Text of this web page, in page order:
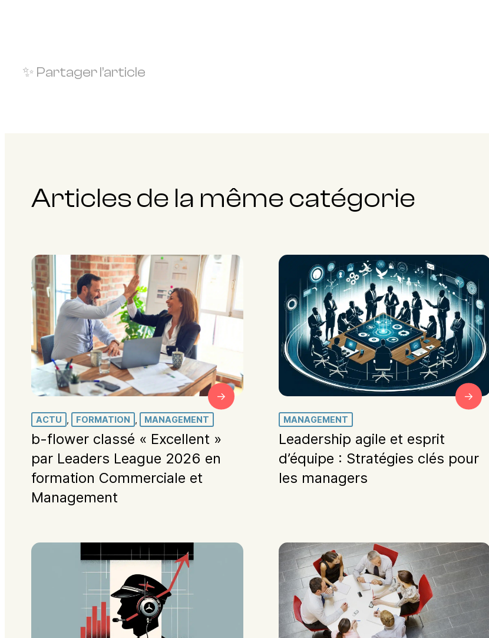
✨ Partager l’article
Articles de la même catégorie
ACTU FORMATION MANAGEMENT
b-flower classé « Excellent »
par Leaders League 2026 en
formation Commerciale et
Management
MANAGEMENT
Leadership agile et esprit
d’équipe : Stratégies clés pour
les managers